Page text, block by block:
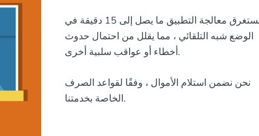
تستغرق معالجة التطبيق ما يصل إلى 15 دقيقة في
الوضع شبه التلقائي ، مما يقلل من احتمال حدوث
أخطاء أو عواقب سلبية أخرى.
نحن نضمن استلام الأموال ، وفقًا لقواعد الصرف
الخاصة بخدمتنا.